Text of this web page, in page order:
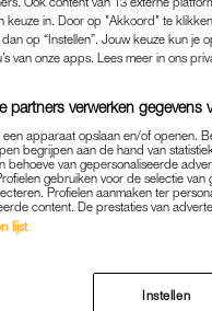
02-11-2021 |
die hun verhaal
niet meer zien,
keuze in. Door op "Akkoord" te
op “Instellen”. Jouw keuze kun je
van onze apps. Lees meer in ons
partners verwerken gegevens
apparaat opslaan en/of openen.
begrijpen aan de hand van
behoeve van gepersonaliseerde
gebruiken voor de selectie
Profielen aanmaken ter
content. De prestaties van
lijst
Instellen